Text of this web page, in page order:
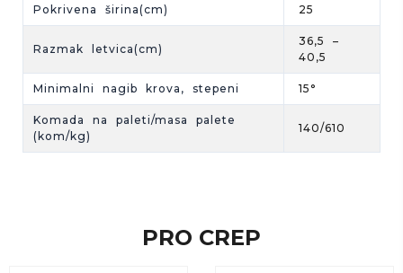
Pokrivena širina(cm) 25
Razmak letvica(cm)
36,5 –
40,5
Minimalni nagib krova, stepeni 15°
Komada na paleti/masa palete
(kom/kg)
140/610
PRO CREP